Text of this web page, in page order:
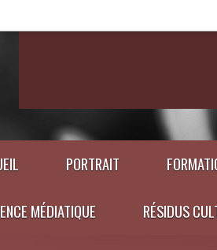
PORTRAIT
MÉDIATIQUE RÉSIDUS